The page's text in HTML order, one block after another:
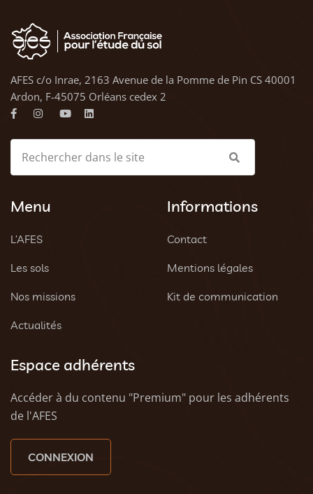
AFES c/o Inrae, 2163 Avenue de la Pomme de Pin CS 40001
Ardon, F-45075 Orléans cedex 2
Menu
L’AFES
Les sols
Nos missions
Actualités
Informations
Contact
Mentions légales
Kit de communication
Espace adhérents
Accéder à du contenu "Premium" pour les adhérents
de l'AFES
CONNEXION